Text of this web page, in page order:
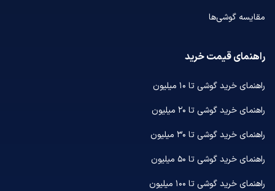
مقایسه گوشی‌ها
راهنمای قیمت خرید
راهنمای خرید گوشی تا ۱۰ میلیون
راهنمای خرید گوشی تا ۲۰ میلیون
راهنمای خرید گوشی تا ۳۰ میلیون
راهنمای خرید گوشی تا ۵۰ میلیون
راهنمای خرید گوشی تا ۱۰۰ میلیون